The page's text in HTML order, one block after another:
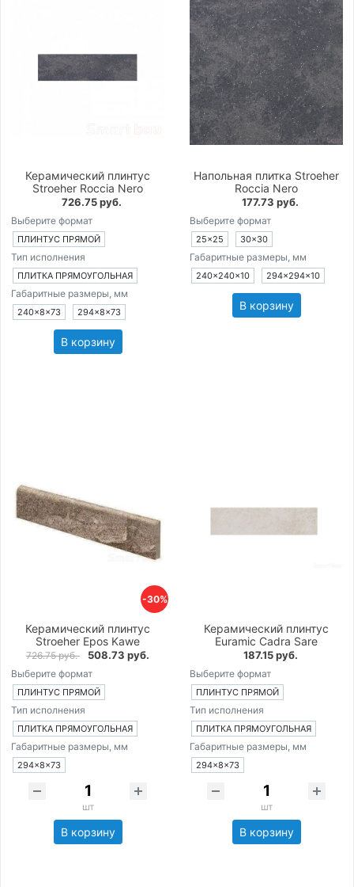
Керамический плинтус
Stroeher Roccia Nero
726.75 руб.
Выберите формат
ПЛИНТУС ПРЯМОЙ
Тип исполнения
ПЛИТКА ПРЯМОУГОЛЬНАЯ
Габаритные размеры, мм
240×8×73 294×8×73
В корзину
Напольная плитка Stroeher
Roccia Nero
177.73 руб.
Выберите формат
25×25 30×30
Габаритные размеры, мм
240×240×10 294×294×10
В корзину
-30%
Керамический плинтус
Stroeher Epos Kawe
726.75 руб. 508.73 руб.
Выберите формат
ПЛИНТУС ПРЯМОЙ
Тип исполнения
ПЛИТКА ПРЯМОУГОЛЬНАЯ
Габаритные размеры, мм
294×8×73
шт
В корзину
Керамический плинтус
Euramic Cadra Sare
187.15 руб.
Выберите формат
ПЛИНТУС ПРЯМОЙ
Тип исполнения
ПЛИТКА ПРЯМОУГОЛЬНАЯ
Габаритные размеры, мм
294×8×73
шт
В корзину